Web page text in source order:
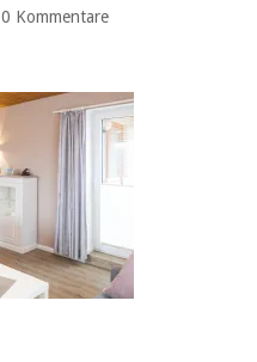
0 Kommentare